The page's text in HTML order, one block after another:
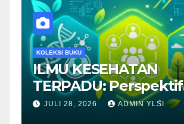
KOLEKSI BUKU
ILMU KESEHATAN
TERPADU: Perspektif
Biologis, Sosial dan
JULI 28, 2026 ADMIN YLSI